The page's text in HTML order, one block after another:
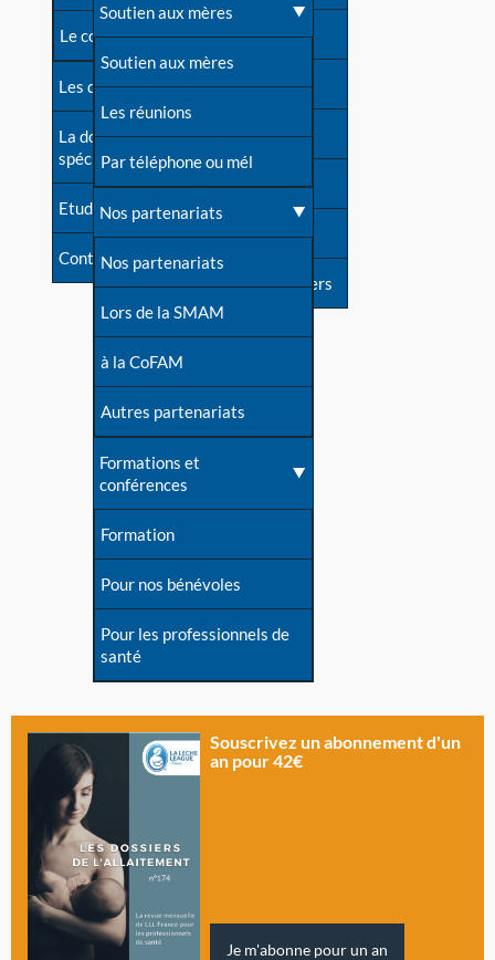
Une difficulté d'allaitement ?
Cas particuliers
Mythes et vérités
Devenir animatrice ?
Une question sur le site
Le congrès
Les dossiers de l'allaitement
La documentation
spécialisée
Etudes récentes
Contact
Contact presse
Dossier de presse
Soutenir LLL
Livre d'or
Forum
S'inscrire à nos newsletters
Soutien aux mères
Soutien aux mères
Les réunions
Par téléphone ou mél
Nos partenariats
Nos partenariats
Lors de la SMAM
à la CoFAM
Autres partenariats
Formations et
conférences
Formation
Pour nos bénévoles
Pour les professionnels de
santé
Souscrivez un abonnement d'un
an pour 42€
Je m'abonne pour un an